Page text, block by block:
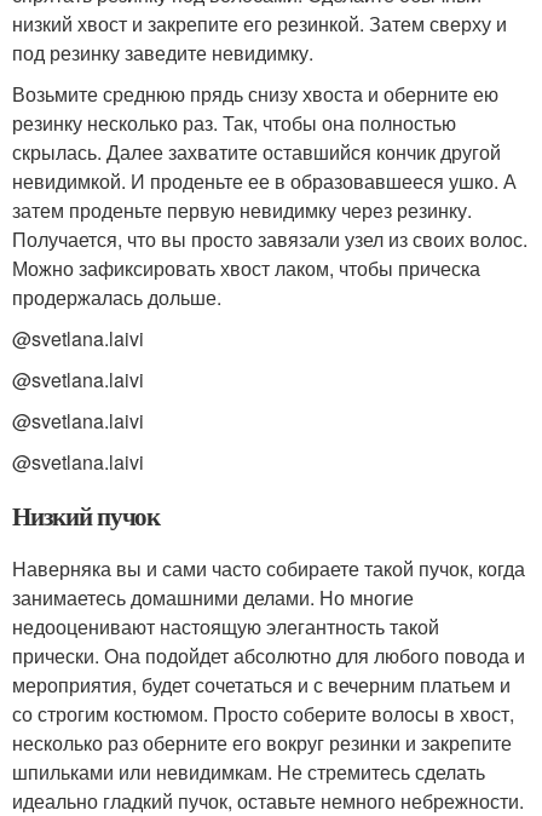
низкий хвост и закрепите его резинкой. Затем сверху и
под резинку заведите невидимку.
Возьмите среднюю прядь снизу хвоста и оберните ею
резинку несколько раз. Так, чтобы она полностью
скрылась. Далее захватите оставшийся кончик другой
невидимкой. И проденьте ее в образовавшееся ушко. А
затем проденьте первую невидимку через резинку.
Получается, что вы просто завязали узел из своих волос.
Можно зафиксировать хвост лаком, чтобы прическа
продержалась дольше.
@svetlana.laivi
@svetlana.laivi
@svetlana.laivi
@svetlana.laivi
Низкий пучок
Наверняка вы и сами часто собираете такой пучок, когда
занимаетесь домашними делами. Но многие
недооценивают настоящую элегантность такой
прически. Она подойдет абсолютно для любого повода и
мероприятия, будет сочетаться и с вечерним платьем и
со строгим костюмом. Просто соберите волосы в хвост,
несколько раз оберните его вокруг резинки и закрепите
шпильками или невидимкам. Не стремитесь сделать
идеально гладкий пучок, оставьте немного небрежности.